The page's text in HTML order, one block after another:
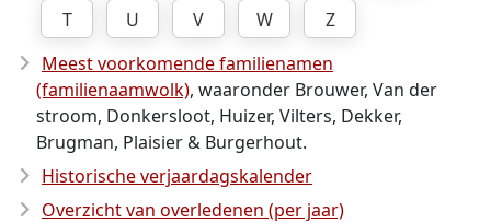
T
U V W
Z
Meest voorkomende familienamen
(familienaamwolk), waaronder Brouwer, Van der
stroom, Donkersloot, Huizer, Vilters, Dekker,
Brugman, Plaisier & Burgerhout.
Historische verjaardagskalender
Overzicht van overledenen (per jaar)